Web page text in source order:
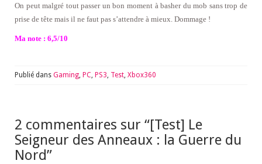
On peut malgré tout passer un bon moment à basher du mob sans trop de
prise de tête mais il ne faut pas s’attendre à mieux. Dommage !
Ma note : 6,5/10
Publié dans Gaming PC PS3 Test Xbox360
2 commentaires sur “[Test] Le
Seigneur des Anneaux : la Guerre du
Nord”